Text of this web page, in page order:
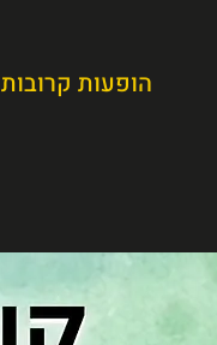
הופעות קרובות